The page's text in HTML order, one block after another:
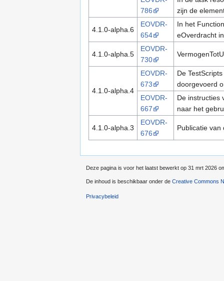
786
zijn de
4.1.0-alpha.6
EOVDR-
654
In het
eOverdracht
4.1.0-alpha.5
EOVDR-
730
4.1.0-alpha.4
EOVDR-
673
De
doorgevoerd
EOVDR-
667
De instructies
naar het
4.1.0-alpha.3
EOVDR-
676
Publicatie van
Deze pagina is voor het laatst bewerkt op 31 mrt 2026
De inhoud is beschikbaar onder de Creative Commons
Privacybeleid